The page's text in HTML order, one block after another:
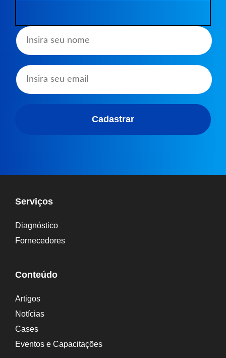
e
t
e
:
Serviços
Diagnóstico
Fornecedores
Conteúdo
Artigos
Notícias
Cases
Eventos e Capacitações